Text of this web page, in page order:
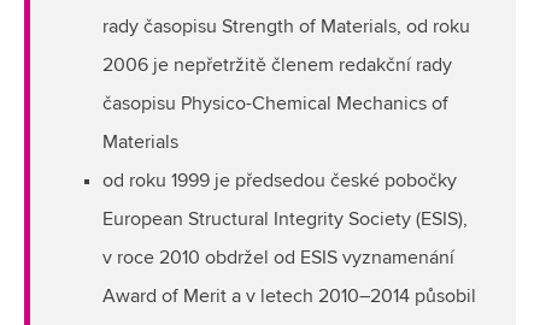
rady časopisu Strength of Materials, od roku
2006 je nepřetržitě členem redakční rady
časopisu Physico-Chemical Mechanics of
Materials
od roku 1999 je předsedou české pobočky
European Structural Integrity Society (ESIS),
v roce 2010 obdržel od ESIS vyznamenání
Award of Merit a v letech 2010–2014 působil